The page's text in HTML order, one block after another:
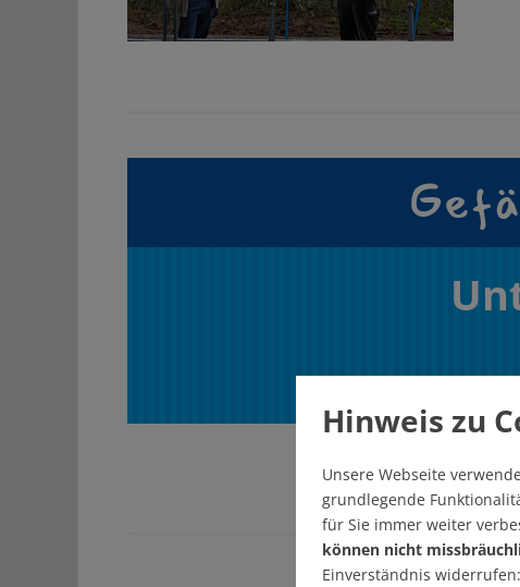
Hinweis zu
Unsere Webseite
grundlegende
für Sie immer weiter
können nicht
Einverständnis widerrufen: